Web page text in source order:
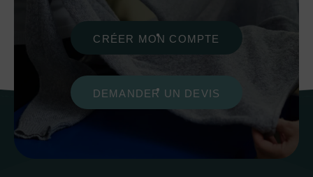
CRÉER MON COMPTE
DEMANDER UN DEVIS